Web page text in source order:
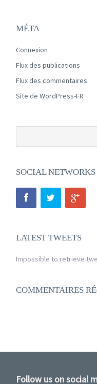
MÉTA
Connexion
Flux des publications
Flux des commentaires
Site de WordPress-FR
SOCIAL NETWORKS
LATEST TWEETS
Impossible to retrieve
COMMENTAIRES
Follow us on social